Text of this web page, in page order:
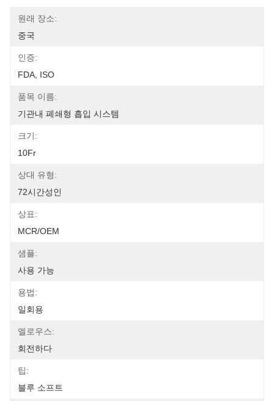
원래 장소:
중국
인증:
FDA, ISO
품목 이름:
기관내 폐쇄형 흡입 시스템
크기:
10Fr
상대 유형:
72시간성인
상표:
MCR/OEM
샘플:
사용 가능
용법:
일회용
엘로우스:
회전하다
팁:
블루 소프트